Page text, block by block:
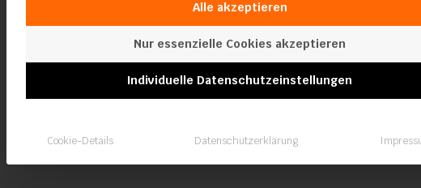
Schweißschuh
Alle akzeptieren
Nur essenzielle Cookies akzeptieren
Individuelle Datenschutzeinstellungen
Cookie-Details Datenschutzerklärung